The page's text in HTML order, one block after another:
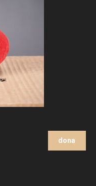
dona